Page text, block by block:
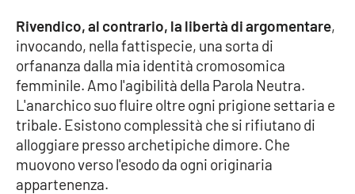
Politica
Sanità
Società
Sport
Rivendico, al contrario, la libertà di argomentare,
invocando, nella fattispecie, una sorta di
orfananza dalla mia identità cromosomica
femminile. Amo l'agibilità della Parola Neutra.
L'anarchico suo fluire oltre ogni prigione settaria e
tribale. Esistono complessità che si rifiutano di
alloggiare presso archetipiche dimore. Che
muovono verso l'esodo da ogni originaria
appartenenza.